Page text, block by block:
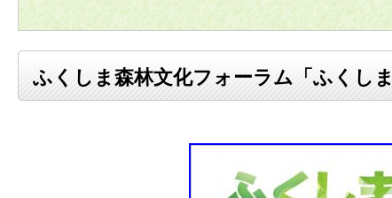
ふくしま森林文化フォーラム「ふくし